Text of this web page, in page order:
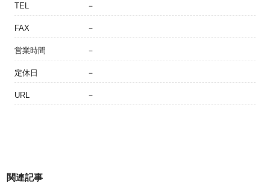
TEL －
FAX －
営業時間 －
定休日 －
URL －
関連記事